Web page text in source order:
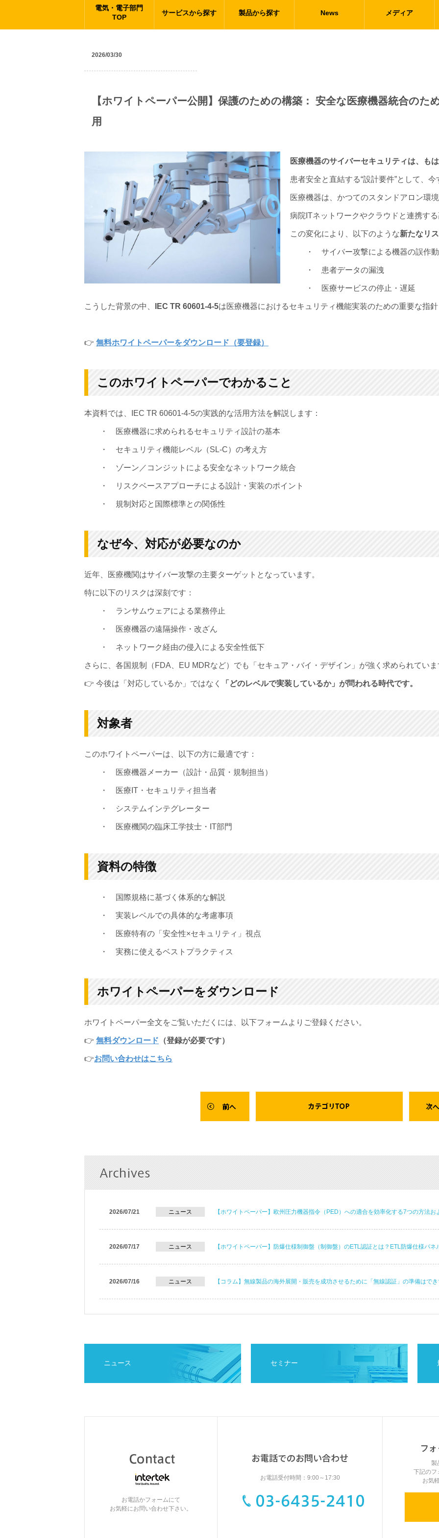
電気・電子部門
TOP
サービスから探す 製品から探す News メディア
2026/03/30
【ホワイトペーパー公開】保護のための構築： 安全な医療機器統合のた
用
医療機器のサイバーセキュリティは、も
患者安全と直結する“設計要件”として、
医療機器は、かつてのスタンドアロン環
病院ITネットワークやクラウドと連携す
この変化により、以下のような新たなリ
・ サイバー攻撃による機器の誤作動
・ 患者データの漏洩
・ 医療サービスの停止・遅延
こうした背景の中、 IEC TR 60601-4-5は医療機器におけるセキュリティ機能実装のための重要な指
👉 無料ホワイトペーパーをダウンロード（要登録）
このホワイトペーパーでわかること
本資料では、IEC TR 60601-4-5の実践的な活用方法を解説します：
・ 医療機器に求められるセキュリティ設計の基本
・ セキュリティ機能レベル（SL-C）の考え方
・ ゾーン／コンジットによる安全なネットワーク統合
・ リスクベースアプローチによる設計・実装のポイント
・ 規制対応と国際標準との関係性
なぜ今、対応が必要なのか
近年、医療機関はサイバー攻撃の主要ターゲットとなっています。
特に以下のリスクは深刻です：
・ ランサムウェアによる業務停止
・ 医療機器の遠隔操作・改ざん
・ ネットワーク経由の侵入による安全性低下
さらに、各国規制（FDA、EU MDRなど）でも 「セキュア・バイ・デザイン」が強く求められてい
👉 今後は「対応しているか」ではなく 「どのレベルで実装しているか」が問われる時代です。
対象者
このホワイトペーパーは、以下の方に最適です：
・ 医療機器メーカー（設計・品質・規制担当）
・ 医療IT・セキュリティ担当者
・ システムインテグレーター
・ 医療機関の臨床工学技士・IT部門
資料の特徴
・ 国際規格に基づく体系的な解説
・ 実装レベルでの具体的な考慮事項
・ 医療特有の「安全性×セキュリティ」視点
・ 実務に使えるベストプラクティス
ホワイトペーパーをダウンロード
ホワイトペーパー全文をご覧いただくには、以下フォームよりご登録ください。
👉 無料ダウンロード （登録が必要です）
👉お問い合わせはこちら
2026/07/21 ニュース 【ホワイトペーパー】欧州圧力機器指令（PED）への適合を効率化する7つの方法
2026/07/17 ニュース 【ホワイトペーパー】防爆仕様制御盤（制御盤）のETL認証とは？ETL防爆仕様パ
2026/07/16 ニュース 【コラム】無線製品の海外展開・販売を成功させるために「無線認証」の準備はで
ニュース セミナー
お電話かフォームにて
お気軽にお問い合わせ下さい。
お電話受付時間：9:00～17:30
製
下記のフ
お気